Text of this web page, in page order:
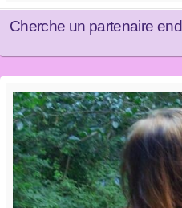
Cherche un partenaire